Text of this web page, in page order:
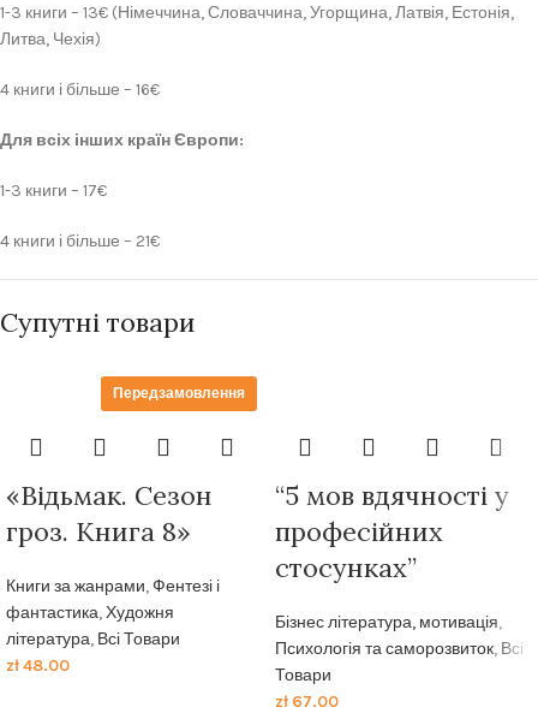
1-3 книги – 13€ (Німеччина, Словаччина, Угорщина, Латвія, Естонія,
Литва, Чехія)
4 книги і більше – 16€
Для всіх інших країн Європи:
1-3 книги – 17€
4 книги і більше – 21€
Супутні товари
Передзамовлення
«Відьмак. Сезон
гроз. Книга 8»
Книги за жанрами,Фентезі і
фантастика,Художня
література, Всі Товари
zł48.00
“5 мов вдячності у
професійних
стосунках”
Бізнес література, мотивація,
Психологія та саморозвиток, Всі
Товари
zł 67.00